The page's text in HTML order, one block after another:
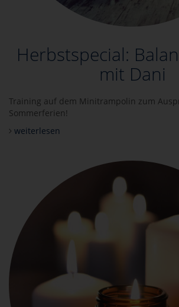
Herbstspecial:
mit Dani
Training auf dem Minitrampolin zum
Sommerferien!
weiterlesen